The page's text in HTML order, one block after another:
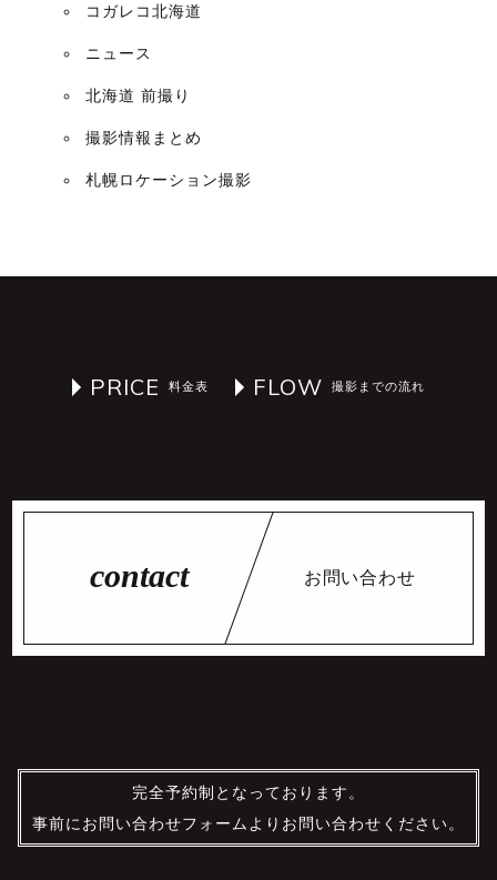
コガレコ北海道
ニュース
北海道 前撮り
撮影情報まとめ
札幌ロケーション撮影
PRICE FLOW
お問い合わせ
完全予約制となっております。
事前にお問い合わせフォームよりお問い合わせください。